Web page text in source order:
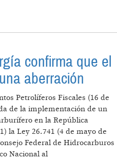
Y LOS TARIFAZOS
confirma que el
aberración
Petrolíferos Fiscales (16 de
de la implementación de un
en la República
la Ley 26.741 (4 de mayo de
Federal de Hidrocarburos
Nacional al